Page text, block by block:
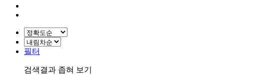
필터
검색결과 좁혀 보기